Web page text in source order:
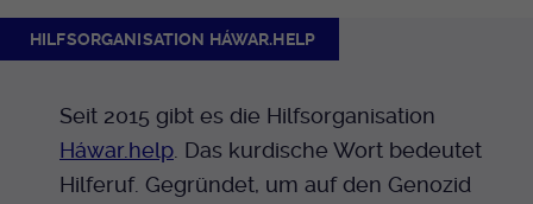
HILFSORGANISATION HÁWAR.HELP
Seit 2015 gibt es die Hilfsorganisation
Háwar.help . Das kurdische Wort bedeutet
Hilferuf. Gegründet, um auf den Genozid